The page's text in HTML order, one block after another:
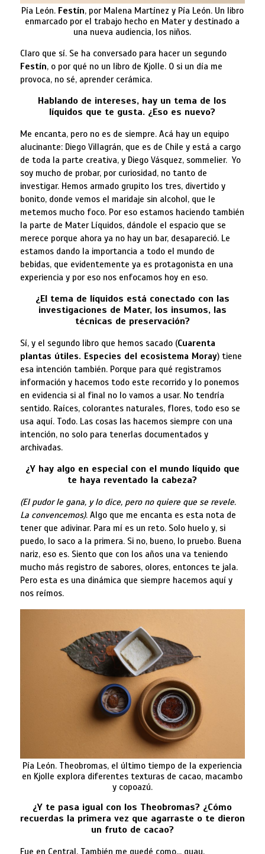
Pía León. Festín, por Malena Martínez y Pía León. Un libro
enmarcado por el trabajo hecho en Mater y destinado a
una nueva audiencia, los niños.
Claro que sí. Se ha conversado para hacer un segundo
Festín, o por qué no un libro de Kjolle. O si un día me
provoca, no sé, aprender cerámica.
Hablando de intereses, hay un tema de los
líquidos que te gusta. ¿Eso es nuevo?
Me encanta, pero no es de siempre. Acá hay un equipo
alucinante: Diego Villagrán, que es de Chile y está a cargo
de toda la parte creativa, y Diego Vásquez, sommelier. Yo
soy mucho de probar, por curiosidad, no tanto de
investigar. Hemos armado grupito los tres, divertido y
bonito, donde vemos el maridaje sin alcohol, que le
metemos mucho foco. Por eso estamos haciendo también
la parte de Mater Líquidos, dándole el espacio que se
merece porque ahora ya no hay un bar, desapareció. Le
estamos dando la importancia a todo el mundo de
bebidas, que evidentemente ya es protagonista en una
experiencia y por eso nos enfocamos hoy en eso.
¿El tema de líquidos está conectado con las
investigaciones de Mater, los insumos, las
técnicas de preservación?
Sí, y el segundo libro que hemos sacado (Cuarenta
plantas útiles. Especies del ecosistema Moray) tiene
esa intención también. Porque para qué registramos
información y hacemos todo este recorrido y lo ponemos
en evidencia si al final no lo vamos a usar. No tendría
sentido. Raíces, colorantes naturales, flores, todo eso se
usa aquí. Todo. Las cosas las hacemos siempre con una
intención, no solo para tenerlas documentados y
archivadas.
¿Y hay algo en especial con el mundo líquido que
te haya reventado la cabeza?
(El pudor le gana, y lo dice, pero no quiere que se revele.
La convencemos). Algo que me encanta es esta nota de
tener que adivinar. Para mí es un reto. Solo huelo y, si
puedo, lo saco a la primera. Si no, bueno, lo pruebo. Buena
nariz, eso es. Siento que con los años una va teniendo
mucho más registro de sabores, olores, entonces te jala.
Pero esta es una dinámica que siempre hacemos aquí y
nos reímos.
Pía León. Theobromas, el último tiempo de la experiencia
en Kjolle explora diferentes texturas de cacao, macambo
y copoazú.
¿Y te pasa igual con los Theobromas? ¿Cómo
recuerdas la primera vez que agarraste o te dieron
un fruto de cacao?
Fue en Central. También me quedé como… guau.